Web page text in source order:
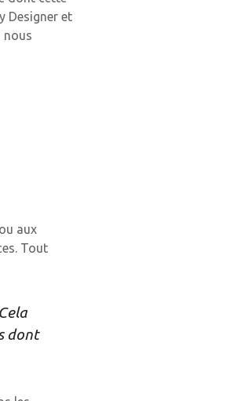
Designer et
nous
aux
Tout
dont